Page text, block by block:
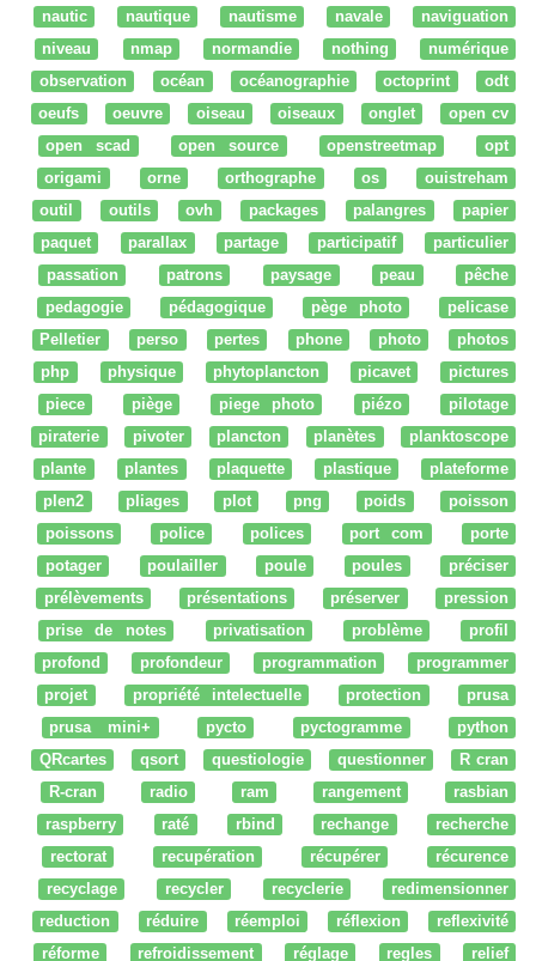
nautic
nautique nautisme navale
naviguation
niveau
nmap normandie nothing
numérique
observation
océan océanographie octoprint
odt
oeufs
oeuvre oiseau oiseaux onglet
open cv
open scad
open source openstreetmap
opt
origami
orne orthographe os
ouistreham
outil
outils ovh packages palangres
papier
paquet
parallax partage participatif
particulier
passation
patrons paysage peau
pêche
pedagogie
pédagogique pège photo
pelicase
Pelletier
perso pertes phone photo
photos
php
physique phytoplancton picavet
pictures
piece
piège piege photo piézo
pilotage
piraterie
pivoter plancton planètes
planktoscope
plante
plantes plaquette plastique
plateforme
plen2
pliages plot png poids
poisson
poissons
police polices port com
porte
potager
poulailler poule poules
préciser
prélèvements
présentations préserver
pression
prise de notes
privatisation problème
profil
profond
profondeur programmation
programmer
projet
propriété intelectuelle protection
prusa
prusa mini+
pycto pyctogramme
python
QRcartes
qsort questiologie questionner
R cran
R-cran
radio ram rangement
rasbian
raspberry
raté rbind rechange
recherche
rectorat
recupération récupérer
récurence
recyclage
recycler recyclerie
redimensionner
reduction
réduire réemploi réflexion
reflexivité
réforme
refroidissement réglage regles
relief